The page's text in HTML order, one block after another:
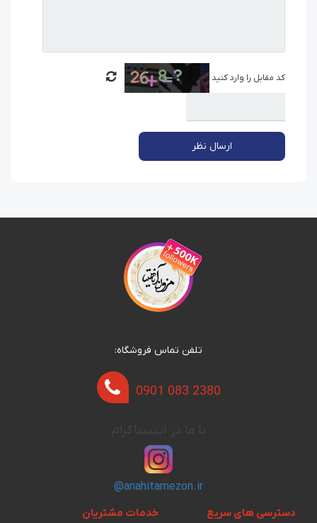
کد مقابل را وارد کنید
ارسال نظر
تلفن تماس فروشگاه:
0901 083 2380
@anahitamezon.ir
دسترسی های سریع
خدمات مشتریان